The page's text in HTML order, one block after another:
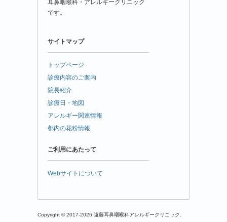
耳鼻咽喉科・アレルギークリニック
です。
サイトマップ
トップページ
診療内容のご案内
院長紹介
診療日・地図
アレルギー関連情報
都内の花粉情報
ご利用にあたって
Webサイトについて
Copyright © 2017-2026 遠藤耳鼻咽喉科アレルギークリニック.